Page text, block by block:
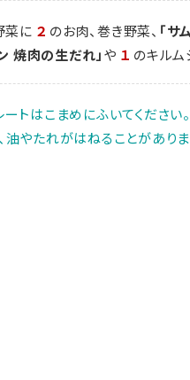
菜に ２ のお肉、巻き野菜、 「サ
焼肉の生だれ」や １ のキルム
トはこまめにふいてください。
やたれがはねることがありま